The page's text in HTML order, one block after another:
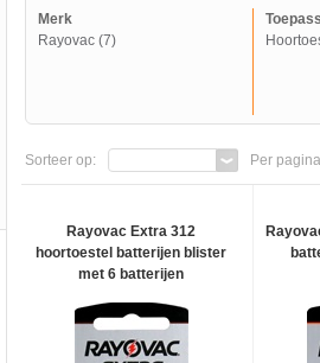
Merk
Rayovac (7)
Sorteer op: Per
Rayovac Extra 312
hoortoestel batterijen blister
met 6 batterijen